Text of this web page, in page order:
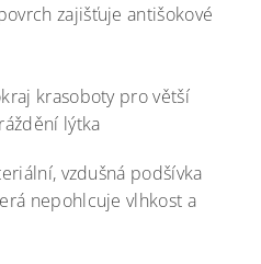
zajišťuje antišokové
krasoboty pro větší
lýtka
vzdušná podšívka
nepohlcuje vlhkost a